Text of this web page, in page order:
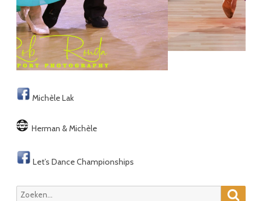
Michèle Lak
Herman & Michèle
Let’s Dance Championships
Zoeken